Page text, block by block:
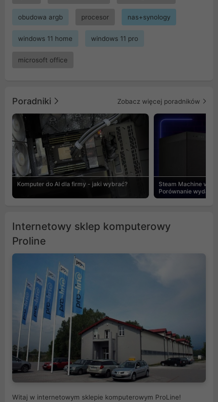
obudowa argb procesor nas+synology
windows 11 home windows 11 pro
microsoft office
Poradniki Zobacz więcej poradników
Komputer do AI dla firmy - jaki wybrać?
Steam Machine vs
Porównanie
Internetowy sklep komputerowy
Proline
Witaj w internetowym sklepie komputerowym ProLine!